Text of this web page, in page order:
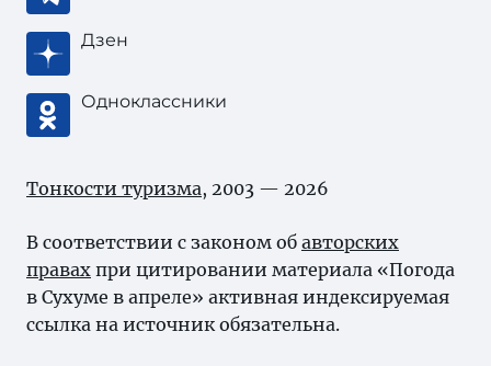
Дзен
Одноклассники
Тонкости туризма, 2003 — 2026
В соответствии с законом об авторских
правах при цитировании материала «Погода
в Сухуме в апреле» активная индексируемая
ссылка на источник обязательна.